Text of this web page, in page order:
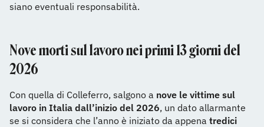
siano eventuali responsabilità.
Nove morti sul lavoro nei primi 13 giorni del
2026
Con quella di Colleferro, salgono a nove le vittime sul
lavoro in Italia dall’inizio del 2026, un dato allarmante
se si considera che l’anno è iniziato da appena tredici